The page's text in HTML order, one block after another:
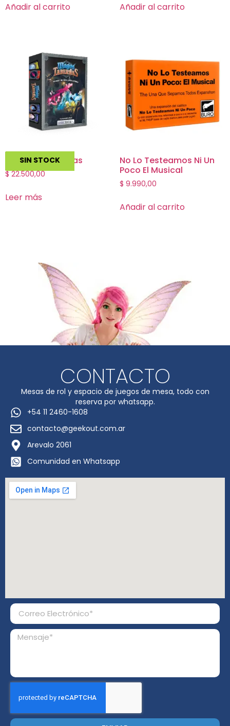
Añadir al carrito Añadir al carrito
SIN STOCK
Magos y Tabernas
$22.500,00
Leer más
No Lo Testeamos Ni Un
Poco El Musical
$ 9.990,00
Añadir al carrito
CONTACTO
Mesas de rol y espacio de juegos de mesa, todo con
reserva por whatsapp.
+54 11 2460-1608
contacto@geekout.com.ar
Arevalo 2061
Comunidad en Whatsapp